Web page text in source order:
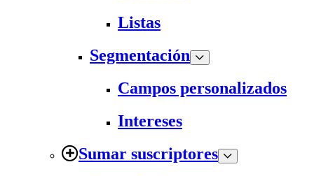
Listas
Segmentación
Campos personalizados
Intereses
Sumar suscriptores